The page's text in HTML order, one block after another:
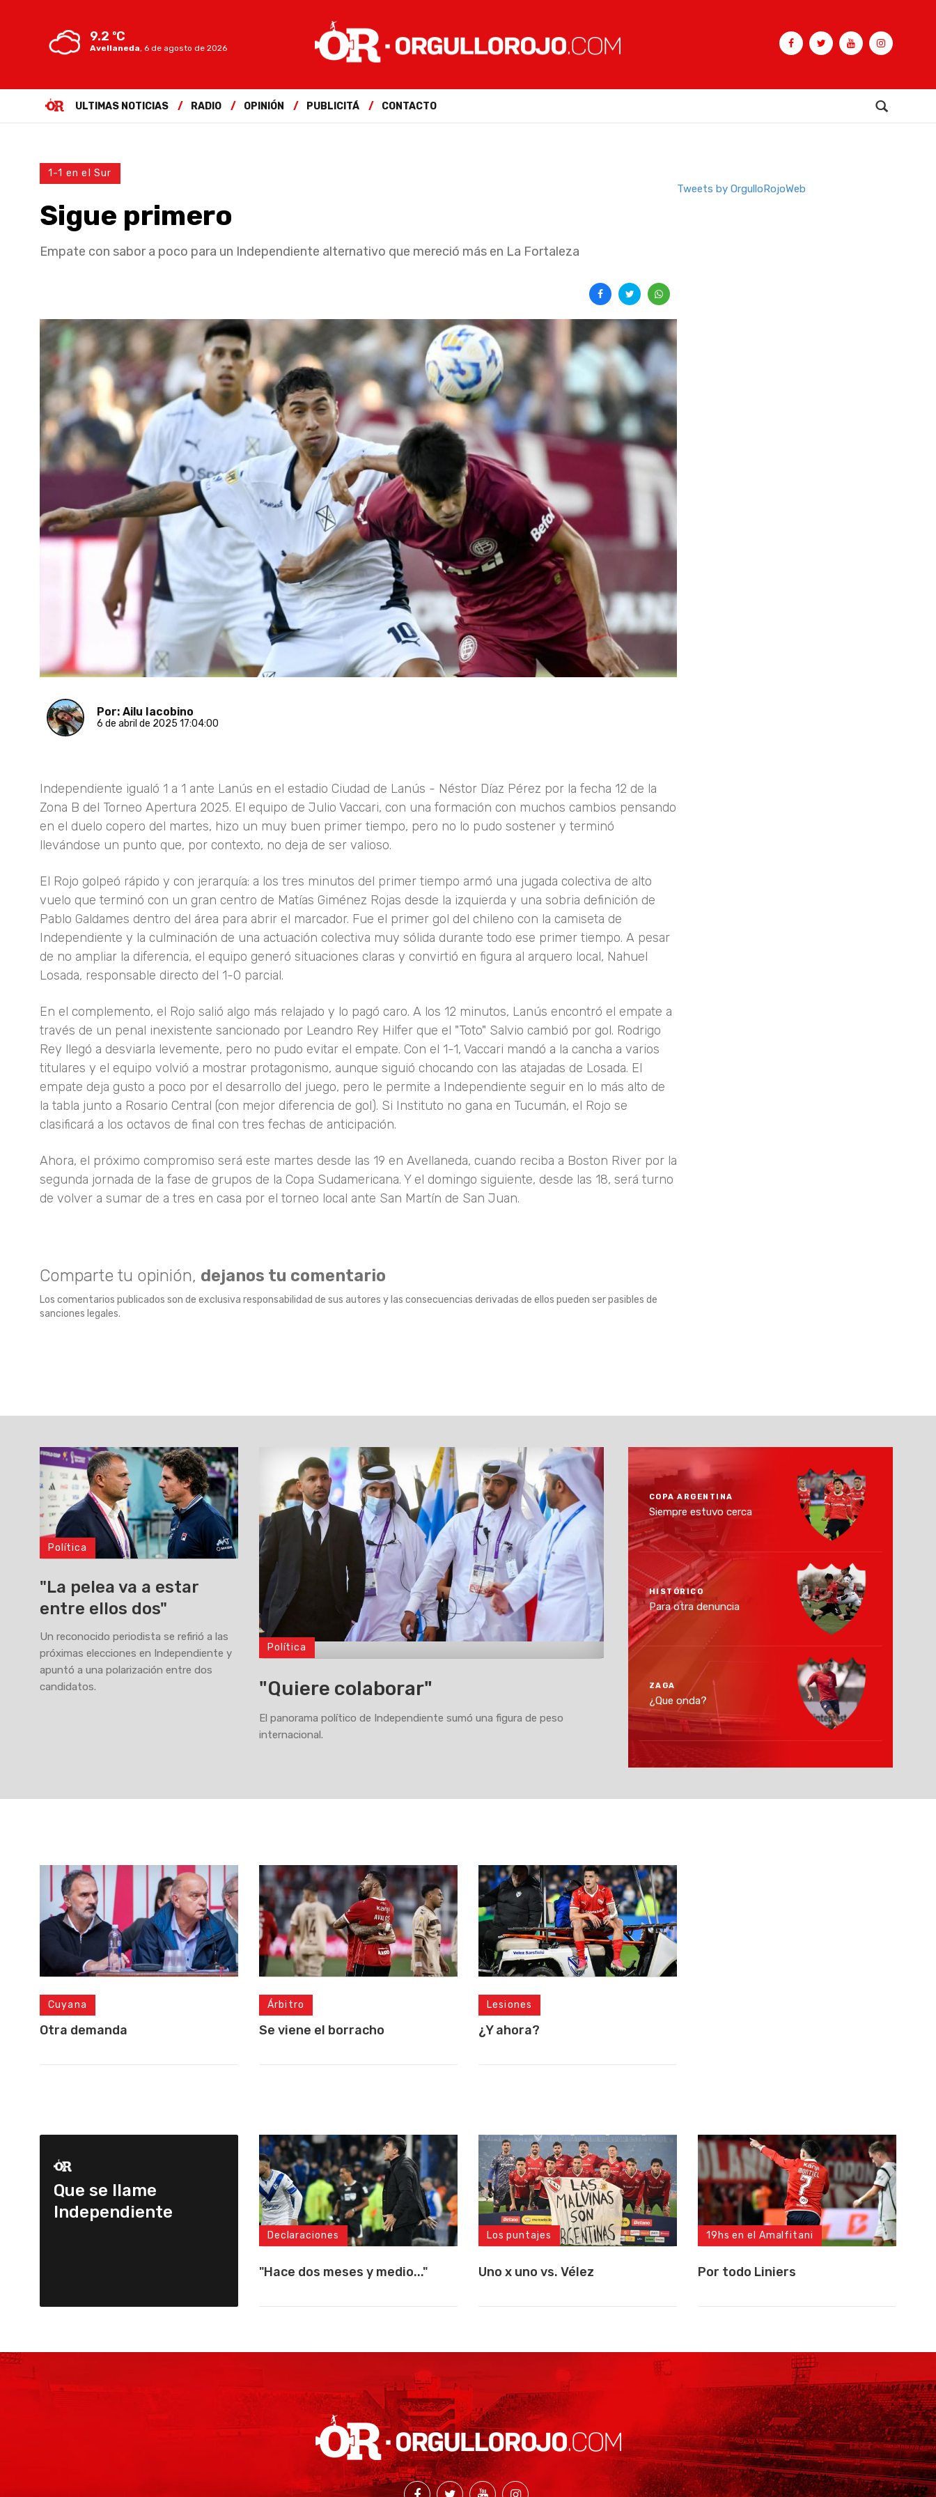
9.2 ºC
Avellaneda, 6 de agosto de 2026
ULTIMAS NOTICIAS RADIO OPINIÓN PUBLICITÁ CONTACTO
1-1 en el Sur
Sigue primero
Empate con sabor a poco para un Independiente alternativo que mereció más en La Fortaleza
Por: Ailu Iacobino
6 de abril de 2025 17:04:00
Independiente igualó 1 a 1 ante Lanús en el estadio Ciudad de Lanús - Néstor Díaz Pérez por la fecha 12 de la
Zona B del Torneo Apertura 2025. El equipo de Julio Vaccari, con una formación con muchos cambios pensando
en el duelo copero del martes, hizo un muy buen primer tiempo, pero no lo pudo sostener y terminó
llevándose un punto que, por contexto, no deja de ser valioso.
El Rojo golpeó rápido y con jerarquía: a los tres minutos del primer tiempo armó una jugada colectiva de alto
vuelo que terminó con un gran centro de Matías Giménez Rojas desde la izquierda y una sobria definición de
Pablo Galdames dentro del área para abrir el marcador. Fue el primer gol del chileno con la camiseta de
Independiente y la culminación de una actuación colectiva muy sólida durante todo ese primer tiempo. A pesar
de no ampliar la diferencia, el equipo generó situaciones claras y convirtió en figura al arquero local, Nahuel
Losada, responsable directo del 1-0 parcial.
En el complemento, el Rojo salió algo más relajado y lo pagó caro. A los 12 minutos, Lanús encontró el empate a
través de un penal inexistente sancionado por Leandro Rey Hilfer que el "Toto" Salvio cambió por gol. Rodrigo
Rey llegó a desviarla levemente, pero no pudo evitar el empate. Con el 1-1, Vaccari mandó a la cancha a varios
titulares y el equipo volvió a mostrar protagonismo, aunque siguió chocando con las atajadas de Losada. El
empate deja gusto a poco por el desarrollo del juego, pero le permite a Independiente seguir en lo más alto de
la tabla junto a Rosario Central (con mejor diferencia de gol). Si Instituto no gana en Tucumán, el Rojo se
clasificará a los octavos de final con tres fechas de anticipación.
Ahora, el próximo compromiso será este martes desde las 19 en Avellaneda, cuando reciba a Boston River por la
segunda jornada de la fase de grupos de la Copa Sudamericana. Y el domingo siguiente, desde las 18, será turno
de volver a sumar de a tres en casa por el torneo local ante San Martín de San Juan.
Comparte tu opinión, dejanos tu comentario
Los comentarios publicados son de exclusiva responsabilidad de sus autores y las consecuencias derivadas de ellos pueden ser pasibles de
sanciones legales.
Tweets by OrgulloRojoWeb
Política
"La pelea va a estar
entre ellos dos"
Un reconocido periodista se refirió a las
próximas elecciones en Independiente y
apuntó a una polarización entre dos
candidatos.
Política
"Quiere colaborar"
El panorama político de Independiente sumó una figura de peso
internacional.
COPA ARGENTINA
Siempre estuvo cerca
HISTÓRICO
Para otra denuncia
ZAGA
¿Que onda?
Cuyana
Otra demanda
Árbitro
Se viene el borracho
Lesiones
¿Y ahora?
Que se llame
Independiente
Declaraciones
"Hace dos meses y medio..."
Los puntajes
Uno x uno vs. Vélez
19hs en el Amalfitani
Por todo Liniers